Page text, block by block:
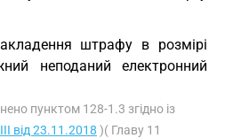
штрафу в розмірі
неподаний електронний
пунктом 128-1.3 згідно із
від 23.11.2018 )( Главу 11